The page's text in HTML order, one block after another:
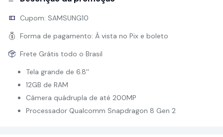
Cupom: SAMSUNG10
Forma de pagamento: À vista no Pix e boleto
Frete Grátis todo o Brasil
Tela grande de 6.8''
12GB de RAM
Câmera quádrupla de até 200MP
Processador Qualcomm Snapdragon 8 Gen 2